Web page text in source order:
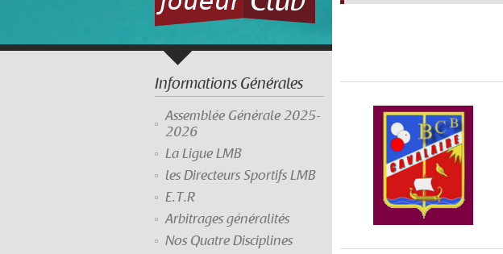
Informations Générales
Assemblée Générale 2025-
2026
La Ligue LMB
les Directeurs Sportifs LMB
E.T.R
Arbitrages généralités
Nos Quatre Disciplines